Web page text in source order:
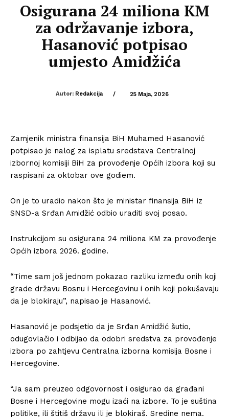
Osigurana 24 miliona KM
za održavanje izbora,
Hasanović potpisao
umjesto Amidžića
Autor: Redakcija / 25 Maja, 2026
Zamjenik ministra finansija BiH Muhamed Hasanović
potpisao je nalog za isplatu sredstava Centralnoj
izbornoj komisiji BiH za provođenje Općih izbora koji su
raspisani za oktobar ove godiem.
On je to uradio nakon što je ministar finansija BiH iz
SNSD-a Srđan Amidžić odbio uraditi svoj posao.
Instrukcijom su osigurana 24 miliona KM za provođenje
Općih izbora 2026. godine.
“Time sam još jednom pokazao razliku između onih koji
grade državu Bosnu i Hercegovinu i onih koji pokušavaju
da je blokiraju”, napisao je Hasanović.
Hasanović je podsjetio da je Srđan Amidžić šutio,
odugovlačio i odbijao da odobri sredstva za provođenje
izbora po zahtjevu Centralna izborna komisija Bosne i
Hercegovine.
“Ja sam preuzeo odgovornost i osigurao da građani
Bosne i Hercegovine mogu izaći na izbore. To je suština
politike, ili štitiš državu ili je blokiraš. Sredine nema.